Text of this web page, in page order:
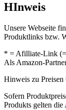
HInweis
Unsere Webseite
Produktlinks bzw.
* = Afilliate-Link
Als Amazon-
Hinweis zu Preisen
Sofern
Produkts gelten